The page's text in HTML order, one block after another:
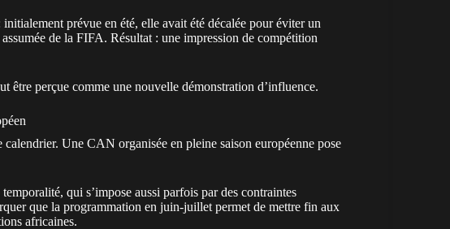
prévue en été, elle avait été décalée pouréviter un
de la FIFA. Résultat : une impression de compétition
être perçue comme une nouvelle démonstration d’influence.
Une CAN organisée en pleine saison européenne pose
qui s’impose aussi parfois par des contraintes
que la programmation en juin-juillet permet de mettre fin aux
africaines.